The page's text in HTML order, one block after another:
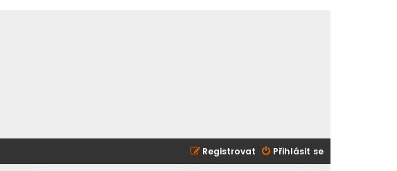
Přihlásit se
Registrovat